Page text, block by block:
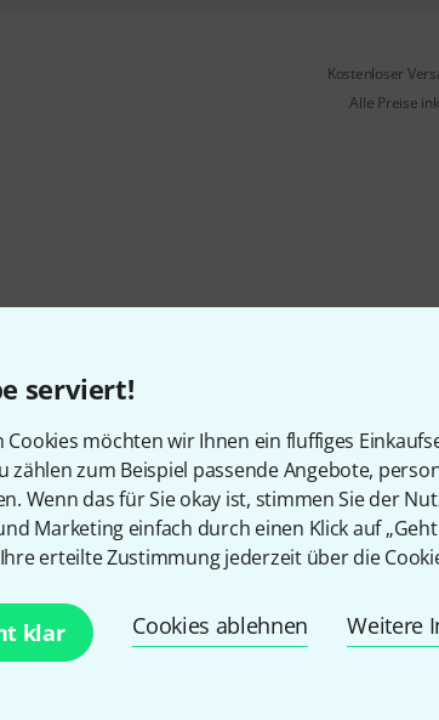
serviert!
Cookies möchten wir Ihnen ein fluffiges
zählen zum Beispiel passende Angebote,
Wenn das für Sie okay ist, stimmen Sie der
Marketing einfach durch einen Klick auf „Geht
erteilte Zustimmung jederzeit über die
klar Cookies ablehnen Weitere
Kostenloser
Alle Preise